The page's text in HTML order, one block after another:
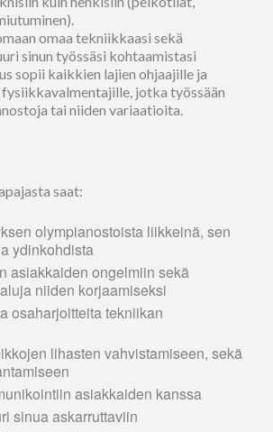
omaa tekniikkaasi sekä
sinun työssäsi kohtaamistasi
sopii kaikkien lajien ohjaajille ja
jotka työssään
tai niiden variaatioita.
saat:
olympianostoista liikkeinä, sen
ydinkohdista
asiakkaiden ongelmiin sekä
niiden korjaamiseksi
osaharjoitteita tekniikan
lihasten vahvistamiseen, sekä
asiakkaiden kanssa
sinua askarruttaviin